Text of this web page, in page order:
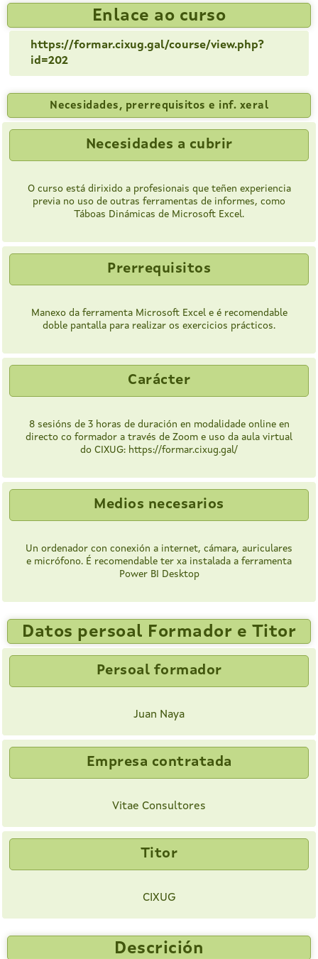
Enlace ao curso
https://formar.cixug.gal/course/view.php?
id=202
Necesidades, prerrequisitos e inf. xeral
Necesidades a cubrir
O curso está dirixido a profesionais que teñen experiencia
previa no uso de outras ferramentas de informes, como
Táboas Dinámicas de Microsoft Excel.
Prerrequisitos
Manexo da ferramenta Microsoft Excel e é recomendable
doble pantalla para realizar os exercicios prácticos.
Carácter
8 sesións de 3 horas de duración en modalidade online en
directo co formador a través de Zoom e uso da aula virtual
do CIXUG: https://formar.cixug.gal/
Medios necesarios
Un ordenador con conexión a internet, cámara, auriculares
e micrófono. É recomendable ter xa instalada a ferramenta
Power BI Desktop
Datos persoal Formador e Titor
Persoal formador
Juan Naya
Empresa contratada
Vitae Consultores
Titor
CIXUG
Descrición